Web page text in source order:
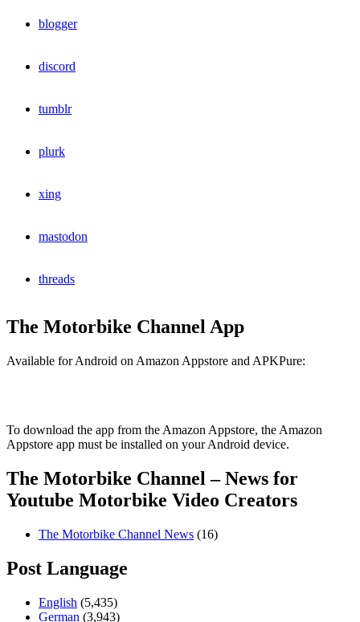
blogger
discord
tumblr
plurk
xing
mastodon
threads
The Motorbike Channel App
Available for Android on Amazon Appstore and APKPure:
To download the app from the Amazon Appstore, the Amazon
Appstore app must be installed on your Android device.
The Motorbike Channel – News for
Youtube Motorbike Video Creators
The Motorbike Channel News (16)
Post Language
English (5,435)
German (3,943)